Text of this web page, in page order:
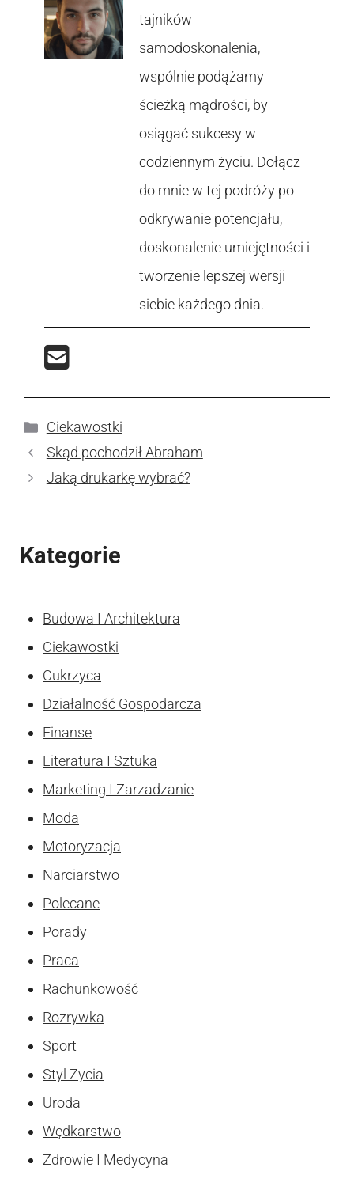
tajników
samodoskonalenia,
wspólnie podążamy
ścieżką mądrości, by
osiągać sukcesy w
codziennym życiu. Dołącz
do mnie w tej podróży po
odkrywanie potencjału,
doskonalenie umiejętności i
tworzenie lepszej wersji
siebie każdego dnia.
Kategorie
Ciekawostki
Skąd pochodził Abraham
Jaką drukarkę wybrać?
Kategorie
Budowa I Architektura
Ciekawostki
Cukrzyca
Działalność Gospodarcza
Finanse
Literatura I Sztuka
Marketing I Zarzadzanie
Moda
Motoryzacja
Narciarstwo
Polecane
Porady
Praca
Rachunkowość
Rozrywka
Sport
Styl Zycia
Uroda
Wędkarstwo
Zdrowie I Medycyna